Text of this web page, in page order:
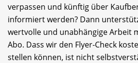
verpassen und künftig über
informiert werden? Dann
wertvolle und unabhängige Arbeit
Abo. Dass wir den Flyer-Check
stellen können, ist nicht